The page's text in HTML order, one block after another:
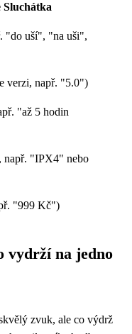
Sluchátka
"do uší", "na uši",
verzi, např. "5.0")
"až 5 hodin
např. "IPX4" nebo
"999 Kč")
vydrží na jedno
zvuk, ale co výdrž